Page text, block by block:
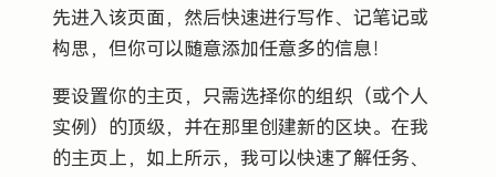
先进入该页面，然后快速进行写作、记笔记或
构思，但你可以随意添加任意多的信息！
要设置你的主页，只需选择你的组织（或个人
实例）的顶级，并在那里创建新的区块。在我
的主页上，如上所示，我可以快速了解任务、